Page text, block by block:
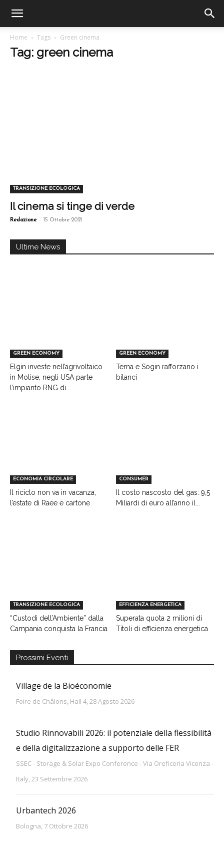
Home Tags Green cinema
Tag: green cinema
TRANSIZIONE ECOLOGICA
Il cinema si tinge di verde
Redazione - 15 Ottobre 2021
Ultime News
GREEN ECONOMY
Elgin investe nell’agrivoltaico
in Molise, negli USA parte
l’impianto RNG di...
GREEN ECONOMY
Terna e Sogin rafforzano i
bilanci
ECONOMIA CIRCOLARE
Il riciclo non va in vacanza,
l’estate di Raee e cartone
CONSUMER
Il costo nascosto del gas: 9,5
Miliardi di euro all’anno il...
TRANSIZIONE ECOLOGICA
“Custodi dell’Ambiente” dalla
Campania conquista la Francia
EFFICIENZA ENERGETICA
Superata quota 2 milioni di
Titoli di efficienza energetica
Prossimi Eventi
Village de la Bioéconomie
Foire de Châlons, Hall 4, 28 Agosto 2026
Studio Rinnovabili 2026: il potenziale della flessibilità
e della digitalizzazione a supporto delle FER
SSEC - Storage & Solar Expo Conference - Via Oreficeria Vicenza -
Italy, 23 Settembre 2026
Urbantech 2026
Bologna, 7 Ottobre 2026